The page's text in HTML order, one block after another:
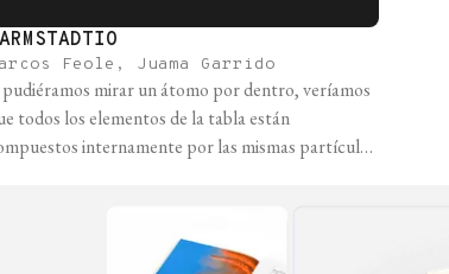
Feole, Juama Garrido
pudiéramos mirar un átomo por dentro, veríamos
todos los elementos de la tabla están
internamente por las mismas partículas:
las que se observan macroscópicamente, es la